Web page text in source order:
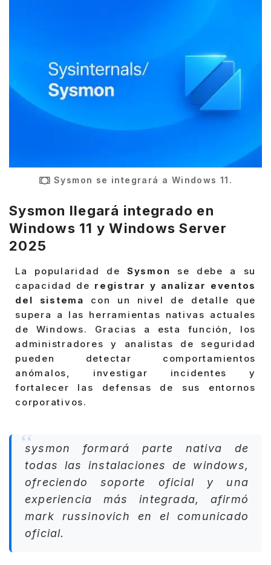
Sysmon se integrará a Windows 11.
Sysmon llegará integrado en
Windows 11 y Windows Server
2025
La popularidad de Sysmon se debe a su
capacidad de registrar y analizar eventos
del sistema con un nivel de detalle que
supera a las herramientas nativas actuales
de Windows. Gracias a esta función, los
administradores y analistas de seguridad
pueden detectar comportamientos
anómalos, investigar incidentes y
fortalecer las defensas de sus entornos
corporativos.
sysmon formará parte nativa de
todas las instalaciones de windows,
ofreciendo soporte oficial y una
experiencia más integrada, afirmó
mark russinovich en el comunicado
oficial.